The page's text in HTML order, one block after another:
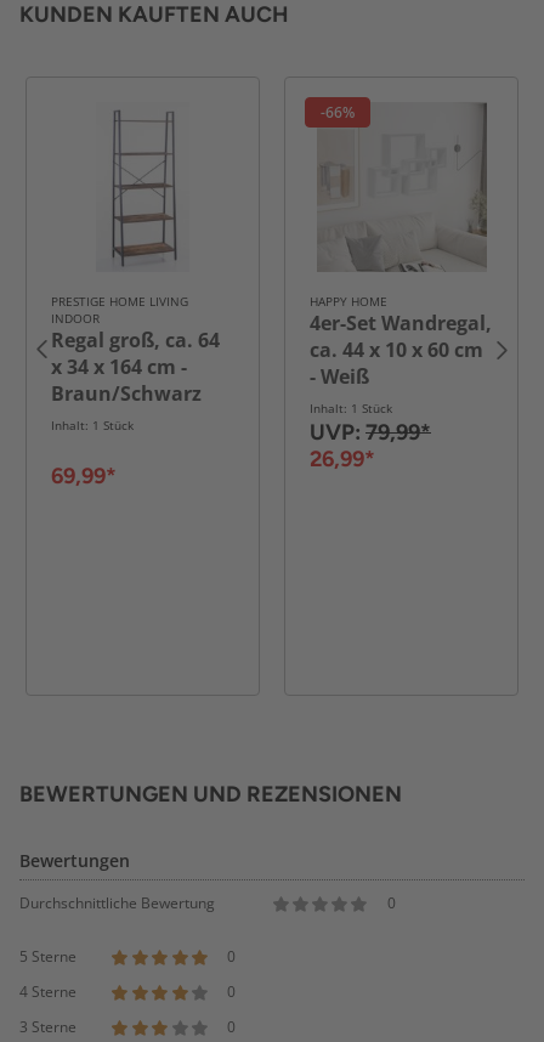
KUNDEN KAUFTEN AUCH
PRESTIGE HOME LIVING
INDOOR
Regal groß, ca. 64
x 34 x 164 cm -
Braun/Schwarz
Inhalt: 1 Stück
69,99*
-66%
HAPPY HOME
4er-Set Wandregal,
ca. 44 x 10 x 60 cm
- Weiß
Inhalt: 1 Stück
UVP: 79,99*
26,99*
BEWERTUNGEN UND REZENSIONEN
Bewertungen
Durchschnittliche Bewertung 0
5 Sterne
0
4 Sterne
0
3 Sterne
0